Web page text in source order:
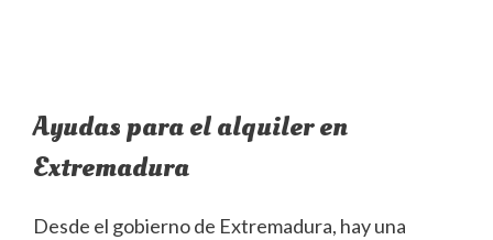
Ayudas para el alquiler en
Extremadura
Desde el gobierno de Extremadura, hay una